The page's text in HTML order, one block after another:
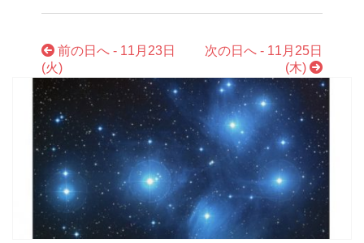
前の日へ - 11月23日
(火)
次の日へ - 11月25日
(木)